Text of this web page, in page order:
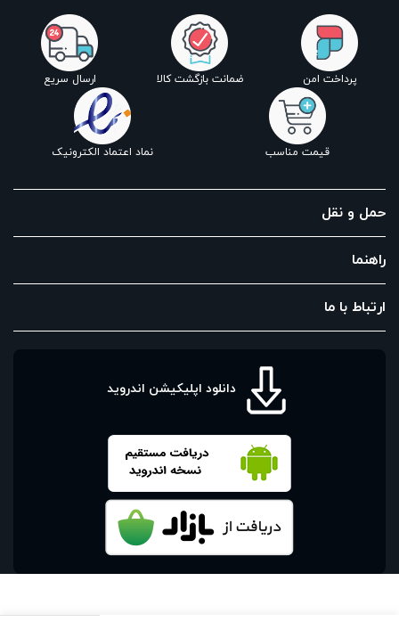
پرداخت امن ضمانت بازگشت کالا ارسال سریع
قیمت مناسب نماد اعتماد الکترونیک
حمل و نقل
راهنما
ارتباط با ما
دانلود اپلیکیشن اندروید